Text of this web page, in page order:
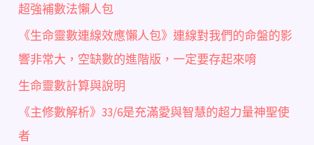
超強補數法懶人包
《生命靈數連線效應懶人包》連線對我們的命盤的影
響非常大，空缺數的進階版，一定要存起來唷
生命靈數計算與說明
《主修數解析》33/6是充滿愛與智慧的超力量神聖使
者